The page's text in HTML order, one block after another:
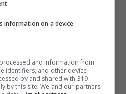
in concreto questa
information on a device
and information from
identifiers, and other device
by and shared with 319
by this site. We and our partners